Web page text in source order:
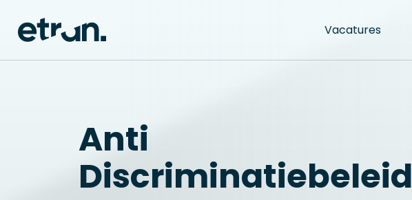
Vacatures
Anti
Discriminatiebeleid